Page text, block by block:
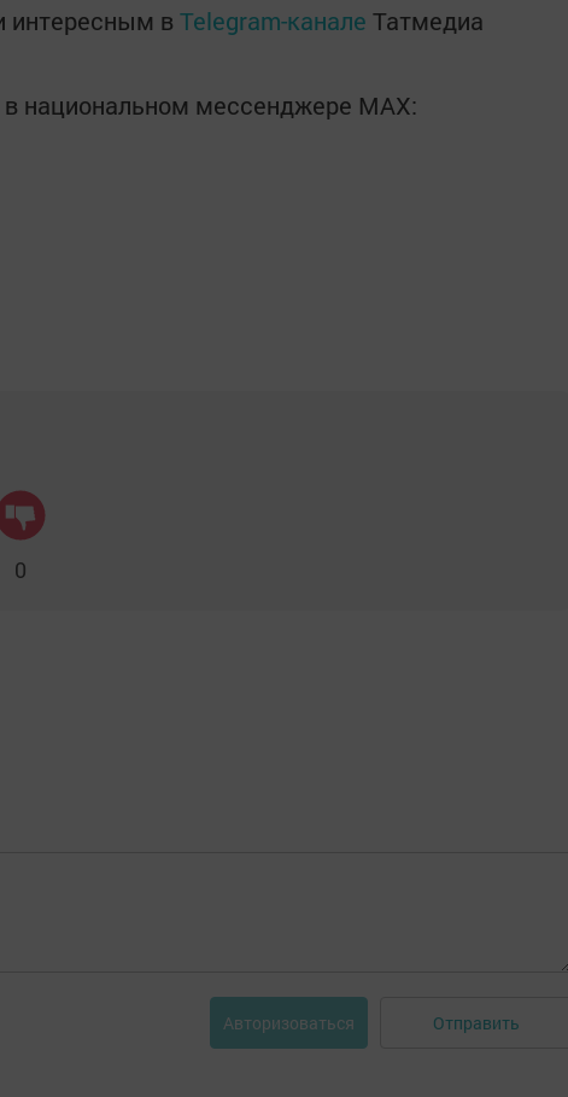
в Telegram-канале Татмедиа
в национальном мессенджере MАХ:
0
Авторизоваться Отправить